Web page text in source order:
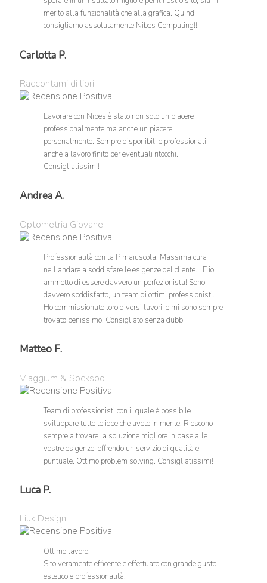
merito alla funzionalità che alla grafica. Quindi
consigliamo assolutamente Nibes Computing!!!
Carlotta P.
Raccontami di libri
Lavorare con Nibes è stato non solo un piacere
professionalmente ma anche un piacere
personalmente. Sempre disponibili e professionali
anche a lavoro finito per eventuali ritocchi.
Consigliatissimi!
Andrea A.
Optometria Giovane
Professionalità con la P maiuscola! Massima cura
nell'andare a soddisfare le esigenze del cliente... E io
ammetto di essere davvero un perfezionista! Sono
davvero soddisfatto, un team di ottimi professionisti.
Ho commissionato loro diversi lavori, e mi sono sempre
trovato benissimo. Consigliato senza dubbi
Matteo F.
Viaggium & Socksoo
Team di professionisti con il quale è possibile
sviluppare tutte le idee che avete in mente. Riescono
sempre a trovare la soluzione migliore in base alle
vostre esigenze, offrendo un servizio di qualità e
puntuale. Ottimo problem solving. Consigliatissimi!
Luca P.
Liuk Design
Ottimo lavoro!
Sito veramente efficente e effettuato con grande gusto
estetico e professionalità.